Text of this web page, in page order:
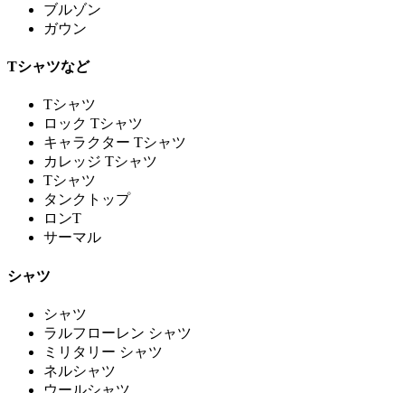
ブルゾン
ガウン
Tシャツなど
Tシャツ
ロック Tシャツ
キャラクター Tシャツ
カレッジ Tシャツ
Tシャツ
タンクトップ
ロンT
サーマル
シャツ
シャツ
ラルフローレン シャツ
ミリタリー シャツ
ネルシャツ
ウールシャツ